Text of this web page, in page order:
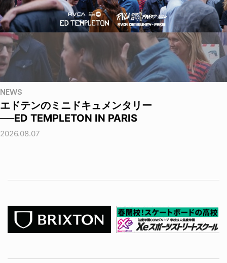
NEWS
エドテンのミニドキュメンタリー
──ED TEMPLETON IN PARIS
2026.08.07